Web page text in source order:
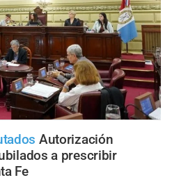
Autorización
a prescribir
Fe